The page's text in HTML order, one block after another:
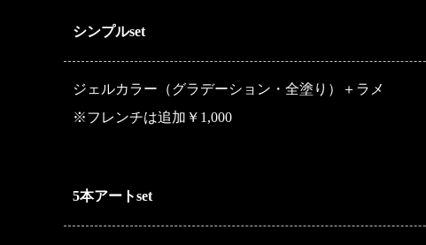
シンプルset
ジェルカラー（グラデーション・全塗り）＋ラメ
※フレンチは追加￥1,000
5本アートset